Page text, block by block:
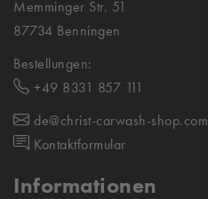
Memminger Str. 51
87734 Benningen
Bestellungen:
+49 8331 857 111
de@christ-carwash-shop.com
Kontaktformular
Informationen